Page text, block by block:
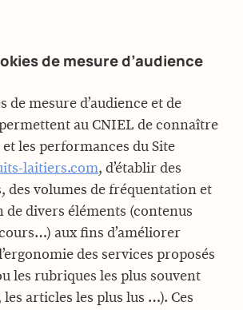
de mesure d’audience
de mesure d’audience et de
au CNIEL de connaître
les performances du Site
laitiers.com, d’établir des
des volumes de fréquentation et
de divers éléments (contenus
aux fins d’améliorer
des services proposés
les rubriques les plus souvent
les articles les plus lus …). Ces